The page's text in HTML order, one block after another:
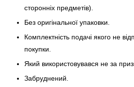
сторонніх предметів).
Без оригінальної упаковки.
Комплектність подачі якого не
покупки.
Який використовувався не за
Забруднений.